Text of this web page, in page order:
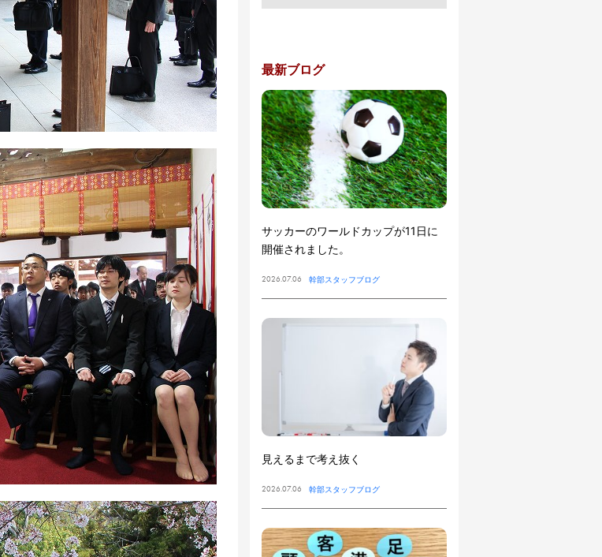
最新ブログ
サッカーのワールドカップが11日に
開催されました。
2026.07.06 幹部スタッフブログ
見えるまで考え抜く
2026.07.06 幹部スタッフブログ